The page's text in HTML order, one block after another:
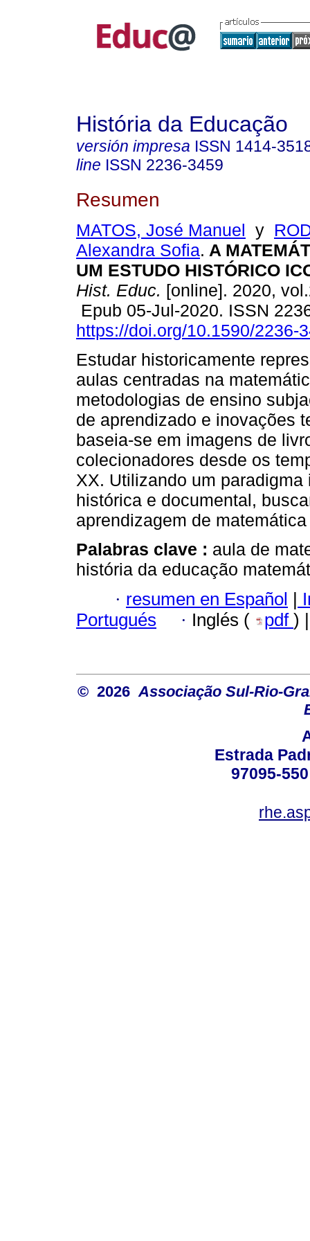
História da Educação
versión impresa ISSN 1414-
line ISSN 2236-3459
Resumen
MATOS, José Manuel y
Alexandra Sofia. A
UM ESTUDO HISTÓRICO
Hist. Educ. [online]. 2020,
Epub 05-Jul-2020. ISSN
https://doi.org/10.1590/2236-
Estudar historicamente
aulas centradas na
metodologias de ensino
de aprendizado e inovações
baseia-se em imagens de
colecionadores desde os
XX. Utilizando um
histórica e documental,
aprendizagem de
Palabras clave : aula de
história da educação
· resumen en Español |
Portugués
· Inglés ( pdf )
© 2026 Associação Sul-Rio-
Estrada
97095-